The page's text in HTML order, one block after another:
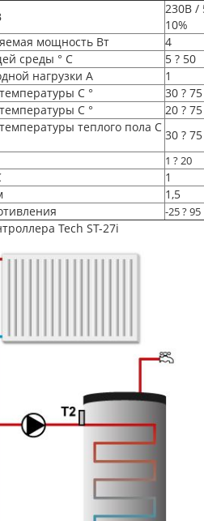
230В /
10%
мощность Вт
4
среды ° C
5 ? 50
нагрузки A
1
C °
30 ? 75
C °
20 ? 75
теплого пола C
30 ? 75
1 ? 20
1
1,5
-25 ? 95
Tech ST-27i